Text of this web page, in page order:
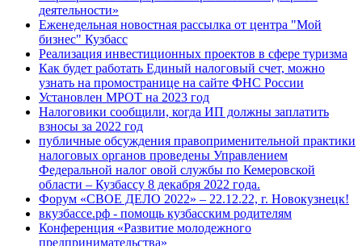
деятельности»
Еженедельная новостная рассылка от центра "Мой
бизнес" Кузбасс
Реализация инвестиционных проектов в сфере туризма
Как будет работать Единый налоговый счет, можно
узнать на промостранице на сайте ФНС России
Установлен МРОТ на 2023 год
Налоговики сообщили, когда ИП должны заплатить
взносы за 2022 год
публичные обсуждения правоприменительной практики
налоговых органов проведены Управлением
Федеральной налог овой службы по Кемеровской
области – Кузбассу 8 декабря 2022 года.
Форум «СВОЕ ДЕЛО 2022» – 22.12.22, г. Новокузнецк!
вкузбассе.рф - помощь кузбасским родителям
Конференция «Развитие молодежного
предпринимательства»